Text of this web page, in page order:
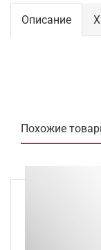
Описание
Похожие